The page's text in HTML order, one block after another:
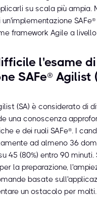
su scala più ampia.
framework Agile a
l'esame di
SAFe® Agilist
(SA) è considerato di
una conoscenza
e dei ruoli SAFe®. I
ad almeno 36
45 (80%) entro 90 minuti.
la preparazione,
basate
un ostacolo per molti.